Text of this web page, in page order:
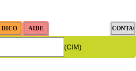
(CIM)